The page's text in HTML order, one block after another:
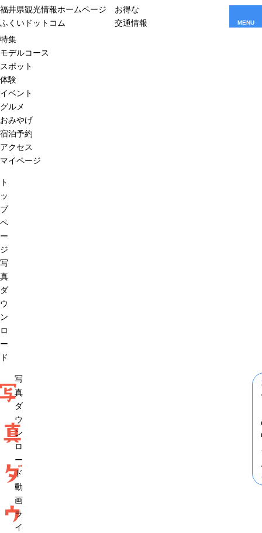
福井県観光情報ホームページ
ふくいドットコム
お得な
交通情報
MENU
特集
モデルコース
スポット
体験
イベント
グルメ
おみやげ
宿泊予約
アクセス
マイページ
ト
ッ
プ
ペ
ー
ジ
写
真
ダ
ウ
ン
ロ
ー
ド
真
ダ
ウ
写
真
ダ
ウ
ン
ロ
ー
ド
動
画
ラ
イ